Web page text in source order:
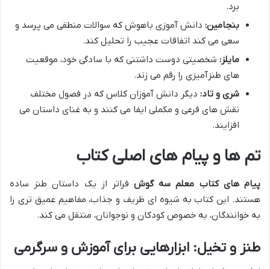
برد.
بنجامین: دانش آموزی باهوش که سوالات منطقی می پرسد و
سعی می کند اتفاقات عجیب را تحلیل کند.
مایلز: شخصیتی دوست داشتنی که با سادگی خود، موقعیت
های طنزآمیزی را رقم می زند.
شری و تاد: دیگر دانش آموزان کلاس که در فصول مختلف
نقش های فرعی و مکملی ایفا می کنند و به غنای داستان می
افزایند.
تم ها و پیام های اصلی کتاب
پیام های کتاب معلم سه گوشفراتر از یک داستان طنز ساده
هستند. این کتاب به شیوه ای ظریف و جذاب، مفاهیم عمیق تری را
به خوانندگان، به خصوص کودکان و نوجوانان، منتقل می کند.
طنز و تخیل: ابزارهایی برای آموزش و سرگرمی